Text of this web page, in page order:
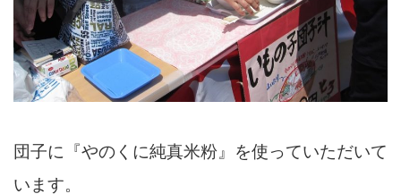
団子に『やのくに純真米粉』を使っていただいて
います。